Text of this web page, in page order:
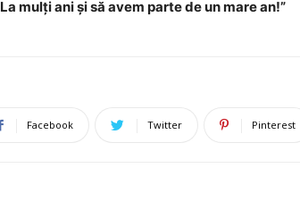
La mulți ani și să avem parte de un mare an!”
Facebook Twitter Pinterest